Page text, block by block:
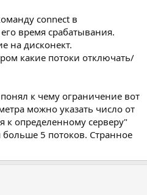
connect в
время срабатывания.
на дисконект.
какие потоки отключать/
к чему ограничение вот
можно указать число от
к определенному серверу"
больше 5 потоков. Странное